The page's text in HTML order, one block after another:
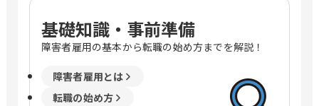
基礎知識・事前準備
障害者雇用の基本から転職の始め方までを解説！
障害者雇用とは
転職の始め方